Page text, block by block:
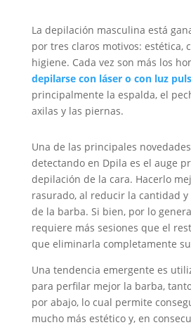
La depilación masculina está
por tres claros motivos: estética,
higiene. Cada vez son más los
depilarse con láser o con luz
principalmente la espalda, el
axilas y las piernas.
Una de las principales
detectando en Dpila es el auge
depilación de la cara. Hacerlo
rasurado, al reducir la cantidad
de la barba. Si bien, por lo
requiere más sesiones que el
que eliminarla completamente
Una tendencia emergente es
para perfilar mejor la barba,
por abajo, lo cual permite
mucho más estético y, en